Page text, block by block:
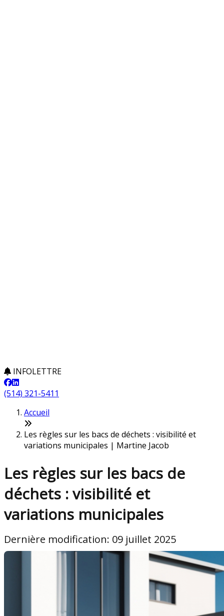
INFOLETTRE
(514) 321-5411
Accueil
Les règles sur les bacs de déchets : visibilité et
variations municipales | Martine Jacob
Les règles sur les bacs de
déchets : visibilité et
variations municipales
Dernière modification: 09 juillet 2025